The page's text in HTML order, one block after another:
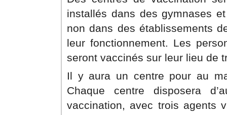
installés dans des gymnases
non dans des établissements
leur fonctionnement. Les
seront vaccinés sur leur lieu de
Il y aura un centre pour au
Chaque centre disposera
vaccination, avec trois agents